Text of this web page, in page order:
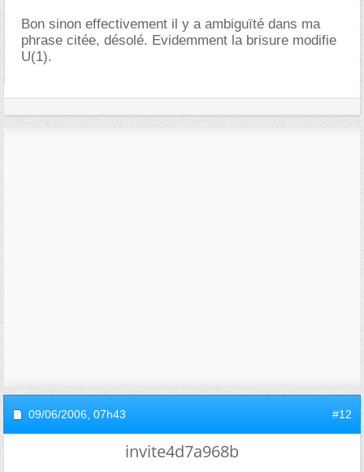
Bon sinon effectivement il y a ambiguïté dans ma
phrase citée, désolé. Evidemment la brisure modifie
U(1).
09/06/2006, 07h43 #12
invite4d7a968b